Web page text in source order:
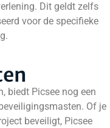
Dit geldt zelfs
voor de specifieke
biedt Picsee nog een
Of je
beveiligt, Picsee